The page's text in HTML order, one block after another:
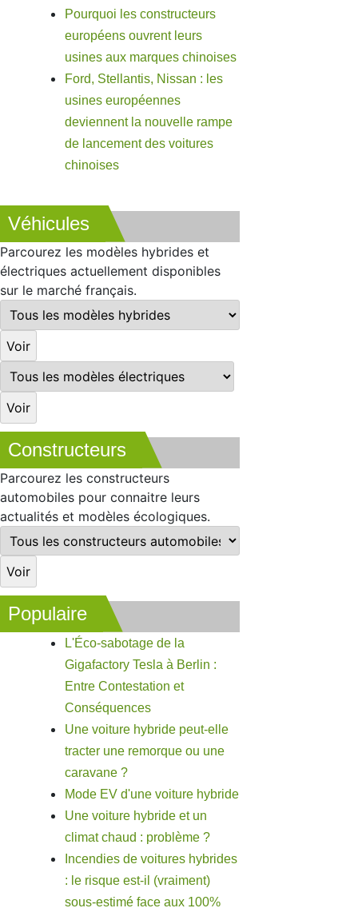
Pourquoi les constructeurs
européens ouvrent leurs
usines aux marques chinoises
Ford, Stellantis, Nissan : les
usines européennes
deviennent la nouvelle rampe
de lancement des voitures
chinoises
Véhicules
Parcourez les modèles hybrides et
électriques actuellement disponibles
sur le marché français.
Constructeurs
Parcourez les constructeurs
automobiles pour connaitre leurs
actualités et modèles écologiques.
Populaire
L'Éco-sabotage de la
Gigafactory Tesla à Berlin :
Entre Contestation et
Conséquences
Une voiture hybride peut-elle
tracter une remorque ou une
caravane ?
Mode EV d'une voiture hybride
Une voiture hybride et un
climat chaud : problème ?
Incendies de voitures hybrides
: le risque est-il (vraiment)
sous-estimé face aux 100%